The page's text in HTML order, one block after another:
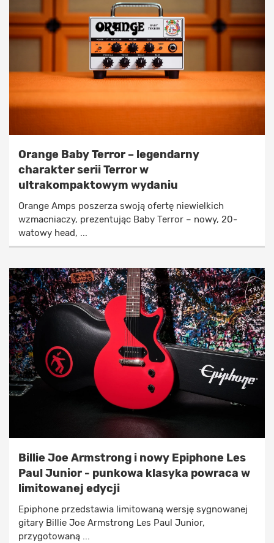
Orange Baby Terror – legendarny
charakter serii Terror w
ultrakompaktowym wydaniu
Orange Amps poszerza swoją ofertę niewielkich
wzmacniaczy, prezentując Baby Terror – nowy, 20-
watowy head, ...
Billie Joe Armstrong i nowy Epiphone Les
Paul Junior - punkowa klasyka powraca w
limitowanej edycji
Epiphone przedstawia limitowaną wersję sygnowanej
gitary Billie Joe Armstrong Les Paul Junior,
przygotowaną ...